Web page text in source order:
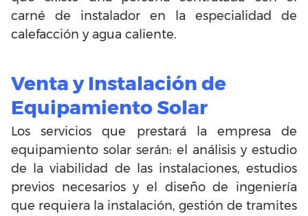
carné de instalador en la especialidad de
calefacción y agua caliente.
Venta y Instalación de
Equipamiento Solar
Los servicios que prestará la empresa de
equipamiento solar serán: el análisis y estudio
de la viabilidad de las instalaciones, estudios
previos necesarios y el diseño de ingeniería
que requiera la instalación, gestión de tramites